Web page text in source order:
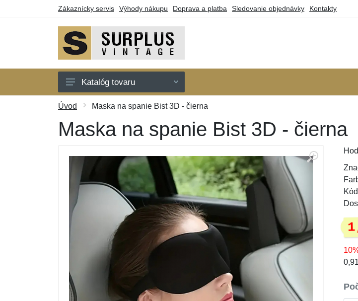
Zákaznícky servis Výhody nákupu Doprava a platba Sledovanie objednávky Kontakty
Bundy
Košele
Nohavice
Tričká
Darčekové poukazy
Výpredaj
Katalóg tovaru
Úvod Maska na spanie Bist 3D - čierna
Maska na spanie Bist 3D - čierna